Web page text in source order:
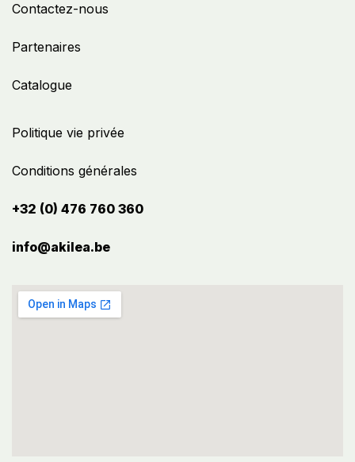
Politique vie privée
Conditions générales
+32 (0) 476 760 360
info@akilea.be​
Contactez-nous
Partenaires
Catalogue